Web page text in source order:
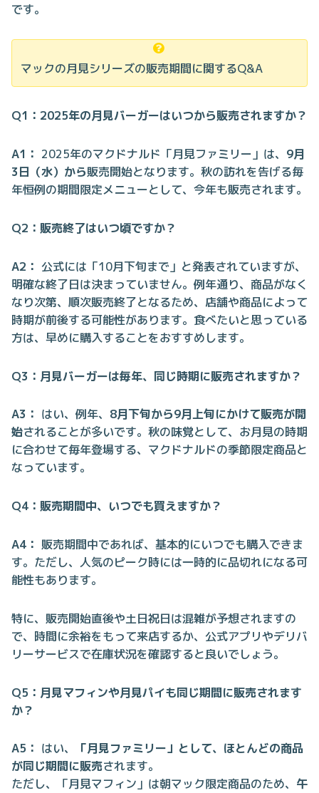
です。
マックの月見シリーズの販売期間に関するQ&A
Q1：2025年の月見バーガーはいつから販売されますか？
A1： 2025年のマクドナルド「月見ファミリー」は、 9月
3日（水）から販売開始となります。秋の訪れを告げる毎
年恒例の期間限定メニューとして、今年も販売されます。
Q2：販売終了はいつ頃ですか？
A2： 公式には「10月下旬まで」と発表されていますが、
明確な終了日は決まっていません。例年通り、商品がなく
なり次第、順次販売終了となるため、店舗や商品によって
時期が前後する可能性があります。食べたいと思っている
方は、早めに購入することをおすすめします。
Q3：月見バーガーは毎年、同じ時期に販売されますか？
A3： はい、例年、 8月下旬から9月上旬にかけて販売が開
始されることが多いです。秋の味覚として、お月見の時期
に合わせて毎年登場する、マクドナルドの季節限定商品と
なっています。
Q4：販売期間中、いつでも買えますか？
A4： 販売期間中であれば、基本的にいつでも購入できま
す。ただし、人気のピーク時には一時的に品切れになる可
能性もあります。
特に、販売開始直後や土日祝日は混雑が予想されますの
で、時間に余裕をもって来店するか、公式アプリやデリバ
リーサービスで在庫状況を確認すると良いでしょう。
Q5：月見マフィンや月見パイも同じ期間に販売されます
か？
A5： はい、
「月見ファミリー」として、ほとんどの商品
が同じ期間に販売されます。
ただし、「月見マフィン」は朝マック限定商品のため、 午